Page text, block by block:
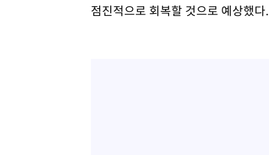
점진적으로 회복할 것으로 예상했다.